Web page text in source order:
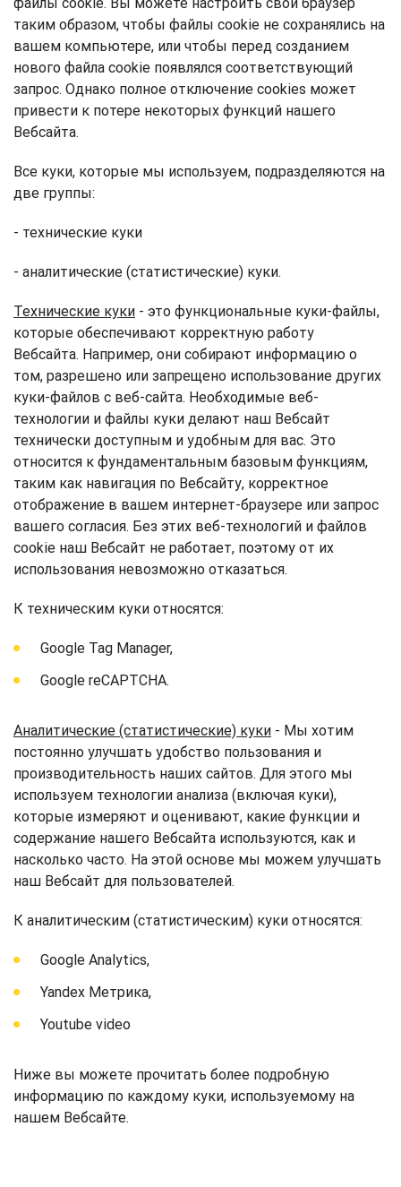
таким образом, чтобы файлы cookie не сохранялись на
вашем компьютере, или чтобы перед созданием
нового файла cookie появлялся соответствующий
запрос. Однако полное отключение cookies может
привести к потере некоторых функций нашего
Вебсайта.
Все куки, которые мы используем, подразделяются на
две группы:
- технические куки
- аналитические (статистические) куки.
Технические куки - это функциональные куки-файлы,
которые обеспечивают корректную работу
Вебсайта. Например, они собирают информацию о
том, разрешено или запрещено использование других
куки-файлов с веб-сайта. Необходимые веб-
технологии и файлы куки делают наш Вебсайт
технически доступным и удобным для вас. Это
относится к фундаментальным базовым функциям,
таким как навигация по Вебсайту, корректное
отображение в вашем интернет-браузере или запрос
вашего согласия. Без этих веб-технологий и файлов
cookie наш Вебсайт не работает, поэтому от их
использования невозможно отказаться.
К техническим куки относятся:
Google Tag Manager,
Google reCAPTCHA.
Аналитические (статистические) куки - Мы хотим
постоянно улучшать удобство пользования и
производительность наших сайтов. Для этого мы
используем технологии анализа (включая куки),
которые измеряют и оценивают, какие функции и
содержание нашего Вебсайта используются, как и
насколько часто. На этой основе мы можем улучшать
наш Вебсайт для пользователей.
К аналитическим (статистическим) куки относятся:
Google Analytics,
Yandex Метрика,
Youtube video
Ниже вы можете прочитать более подробную
информацию по каждому куки, используемому на
нашем Вебсайте.